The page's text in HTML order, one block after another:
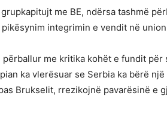
me BE, ndërsa tashmë
integrimin e vendit në
përballur me kritika kohët e fundit
ka vlerësuar se Serbia ka bërë
Brukselit, rrezikojnë pavarësinë e